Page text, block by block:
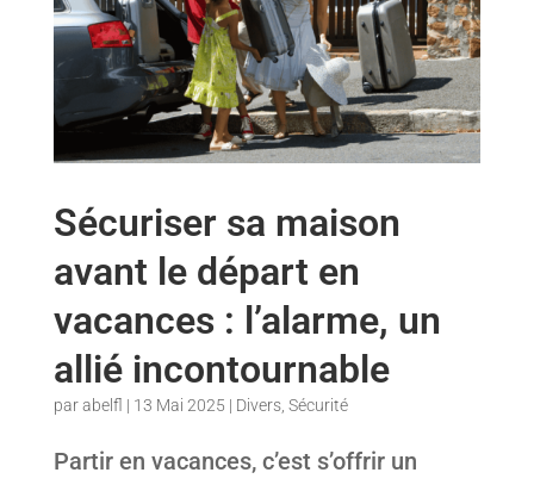
Sécuriser sa maison
avant le départ en
vacances : l’alarme, un
allié incontournable
parabelfl | 13 Mai 2025 | Divers, Sécurité
Partir en vacances, c’est s’offrir un